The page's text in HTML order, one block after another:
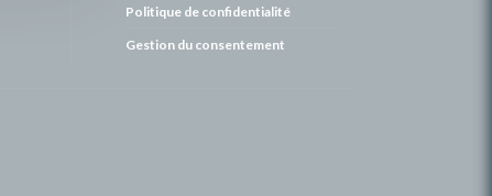
Politique de confidentialité
Gestion du consentement